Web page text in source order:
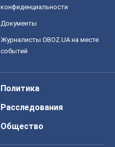
конфиденциальности
Документы
Журналисты OBOZ.UA на месте
событий
Политика
Расследования
Общество